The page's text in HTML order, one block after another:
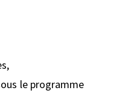
le programme